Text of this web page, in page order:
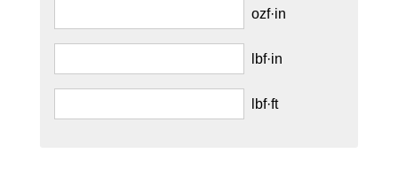
ozf·in
lbf·in
lbf·ft